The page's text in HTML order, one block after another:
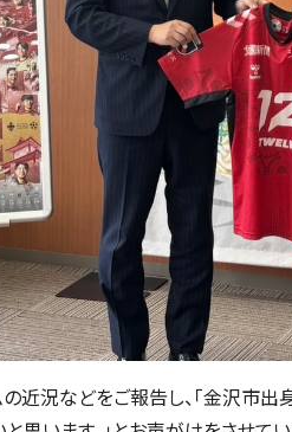
況などをご報告し、「金沢市出